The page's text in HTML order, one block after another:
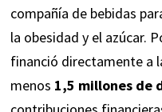
compañía de bebidas
la obesidad y el azúcar.
financió directamente a
menos 1,5 millones de